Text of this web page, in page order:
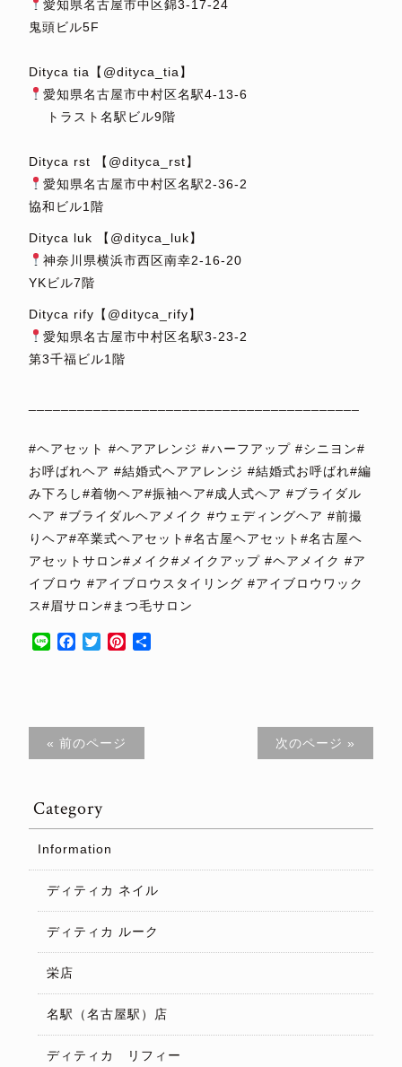
愛知県名古屋市中区錦3-17-24
鬼頭ビル5F
Dityca tia【@dityca_tia】
愛知県名古屋市中村区名駅4-13-6
トラスト名駅ビル9階
Dityca rst 【@dityca_rst】
愛知県名古屋市中村区名駅2-36-2
協和ビル1階
Dityca luk 【@dityca_luk】
神奈川県横浜市西区南幸2-16-20
YKビル7階
Dityca rify【@dityca_rify】
愛知県名古屋市中村区名駅3-23-2
第3千福ビル1階
#ヘアセット #ヘアアレンジ #ハーフアップ #シニヨン#
お呼ばれヘア #結婚式ヘアアレンジ #結婚式お呼ばれ#編
み下ろし#着物ヘア#振袖ヘア#成人式ヘア #ブライダル
ヘア #ブライダルヘアメイク #ウェディングヘア #前撮
りヘア#卒業式ヘアセット#名古屋ヘアセット#名古屋ヘ
アセットサロン#メイク#メイクアップ #ヘアメイク #ア
イブロウ #アイブロウスタイリング #アイブロウワック
ス#眉サロン#まつ毛サロン
Line Facebook
TwitterPinterest
« 前のページ 次のページ »
Category
Information
ディティカ ネイル
ディティカ ルーク
栄店
名駅（名古屋駅）店
ディティカ リフィー